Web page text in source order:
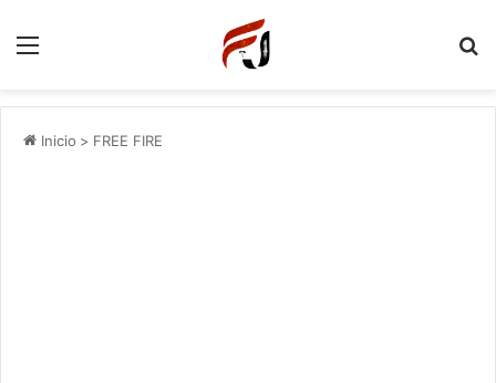
Menu
Inicio > FREE FIRE